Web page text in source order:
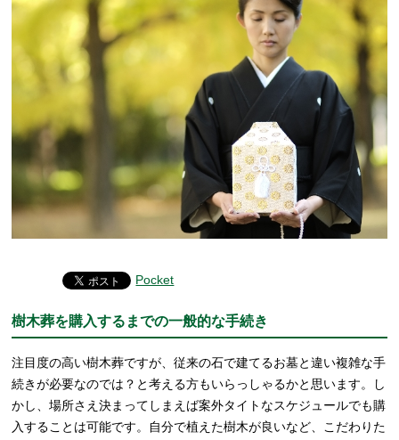
Pocket
樹木葬を購入するまでの一般的な手続き
注目度の高い樹木葬ですが、従来の石で建てるお墓と違い複雑な手
続きが必要なのでは？と考える方もいらっしゃるかと思います。し
かし、場所さえ決まってしまえば案外タイトなスケジュールでも購
入することは可能です。自分で植えた樹木が良いなど、こだわりた